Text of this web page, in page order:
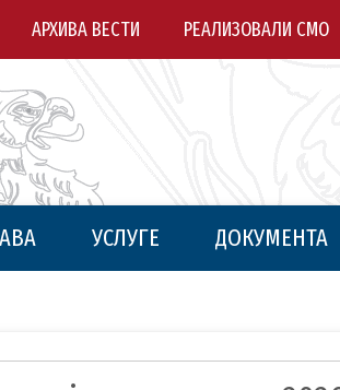
АРХИВА ВЕСТИ РЕАЛИЗОВАЛИ СМО
УСЛУГЕ ДОКУМЕНТА